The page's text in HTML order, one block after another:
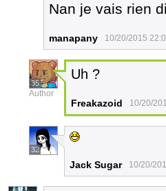
Nan je vais rien
manapany 10/20/2015
35
Author
Uh ?
Freakazoid 10/20/
32
Jack Sugar 10/20/